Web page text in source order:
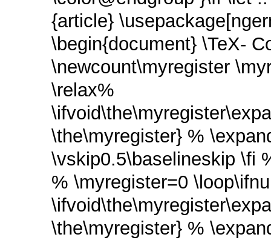
{article}
\begin{document} \TeX-
\newcount\myregister
\relax%
\the\myregister} %
\vskip0.5\baselineskip \fi
% \myregister=0
\the\myregister} %